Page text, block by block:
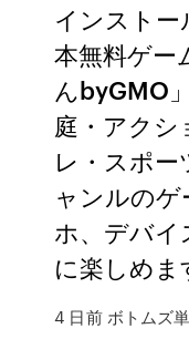
インストー
本無料ゲー
んbyGMO
庭・アクシ
レ・スポ
ャンルのゲ
ホ、デバイ
に楽しめま
4 日前 ボトムズ